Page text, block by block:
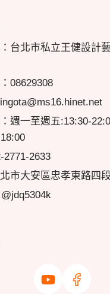
台北市私立王健設計
08629308
週一至週五:13:30-
2771-2633
市大安區忠孝東路四